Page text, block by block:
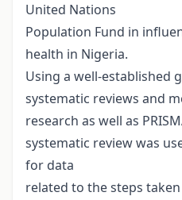
United Nations
Population Fund in
health in Nigeria.
Using a well-established
systematic reviews and
research as well as
systematic review was
for data
related to the steps